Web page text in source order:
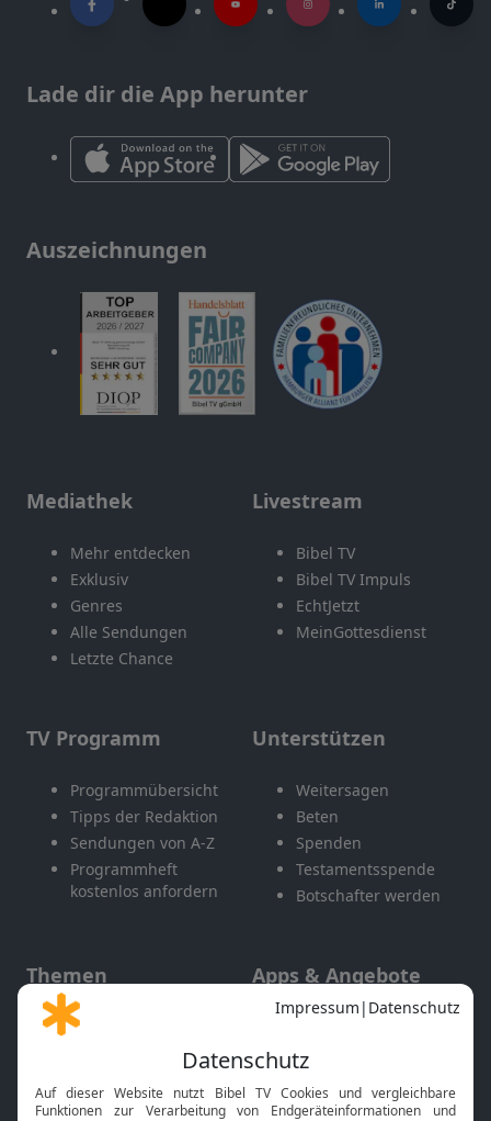
Lade dir die App herunter
Auszeichnungen
Mediathek
Mehr entdecken
Exklusiv
Genres
Alle Sendungen
Letzte Chance
Livestream
Bibel TV
Bibel TV Impuls
EchtJetzt
MeinGottesdienst
TV Programm
Programmübersicht
Tipps der Redaktion
Sendungen von A-Z
Programmheft
kostenlos anfordern
Unterstützen
Weitersagen
Beten
Spenden
Testamentsspende
Botschafter werden
Themen
Gott und Bibel erklärt
Neuigkeiten
Apps & Angebote
Mobile App
Smart TV